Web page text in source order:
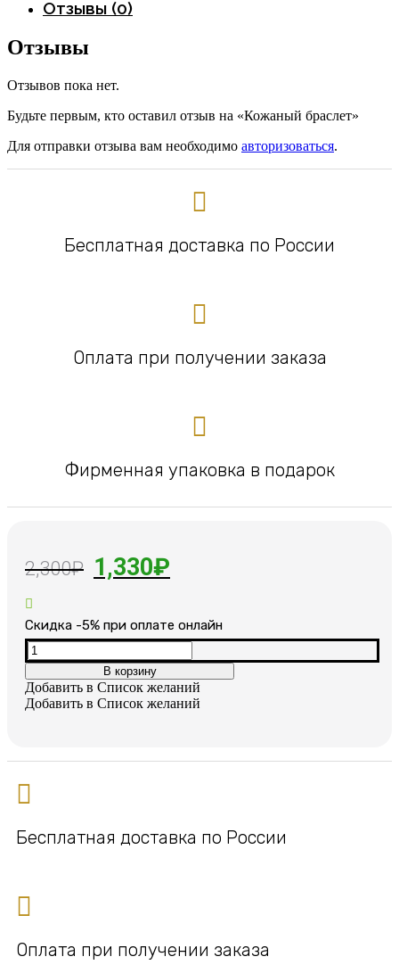
Отзывы (0)
Отзывы
Отзывов пока нет.
Будьте первым, кто оставил отзыв на «Кожаный браслет»
Для отправки отзыва вам необходимо авторизоваться.
Бесплатная доставка по России
Оплата при получении заказа
Фирменная упаковка в подарок
2,300₽ Первоначальная
составляла
2,300₽.
1,330₽
1,330₽.
Cкидка -5% при оплате онлайн
Количество
товара
Кожаный
браслет
В корзину
Добавить в Список желаний
Добавить в Список желаний
Бесплатная доставка по России
Оплата при получении заказа